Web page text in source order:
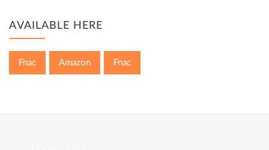
AVAILABLE HERE
Fnac Amazon Fnac